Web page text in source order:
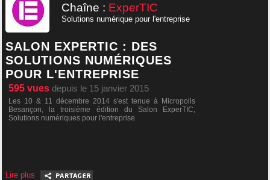
Chaîne : ExperTIC
Solutions numérique pour l'entreprise
SALON EXPERTIC : DES
SOLUTIONS NUMÉRIQUES
POUR L'ENTREPRISE
595 vues depuis le 15 janvier 2015
Les 10 & 11 décembre 2014 s'est tenue à Micropolis
Besançon, la troisième édition du Salon ExperTIC,
Solutions numériques pour l'entreprise.
Lire plus